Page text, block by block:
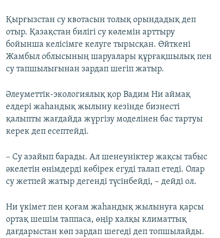
Қырғызстан су квотасын толық орындадық деп
отыр. Қазақстан билігі су көлемін арттыру
бойынша келісімге келуге тырысқан. Өйткені
Жамбыл облысының шаруалары құрғақшылық пен
су тапшылығынан зардап шегіп жатыр.
Әлеуметтік-экологиялық қор Вадим Ни аймақ
елдері жаһандық жылыну кезінде бизнесті
қалыпты жағдайда жүргізу моделінен бас тартуы
керек деп есептейді.
– Су азайып барады. Ал шенеуніктер жақсы табыс
әкелетін өнімдерді көбірек егуді талап етеді. Олар
су жетпей жатыр дегенді түсінбейді, – дейді ол.
Ни үкімет пен қоғам жаһандық жылынуға қарсы
ортақ шешім таппаса, өңір халқы климаттық
дағдарыстан көп зардап шегеді деп топшылайды.